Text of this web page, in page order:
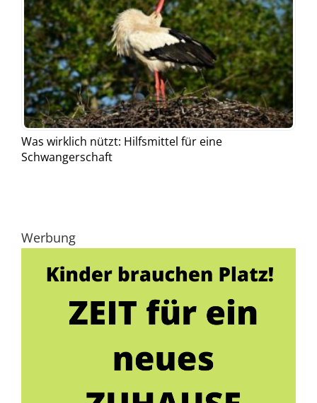
Was wirklich nützt: Hilfsmittel für eine
Schwangerschaft
Werbung